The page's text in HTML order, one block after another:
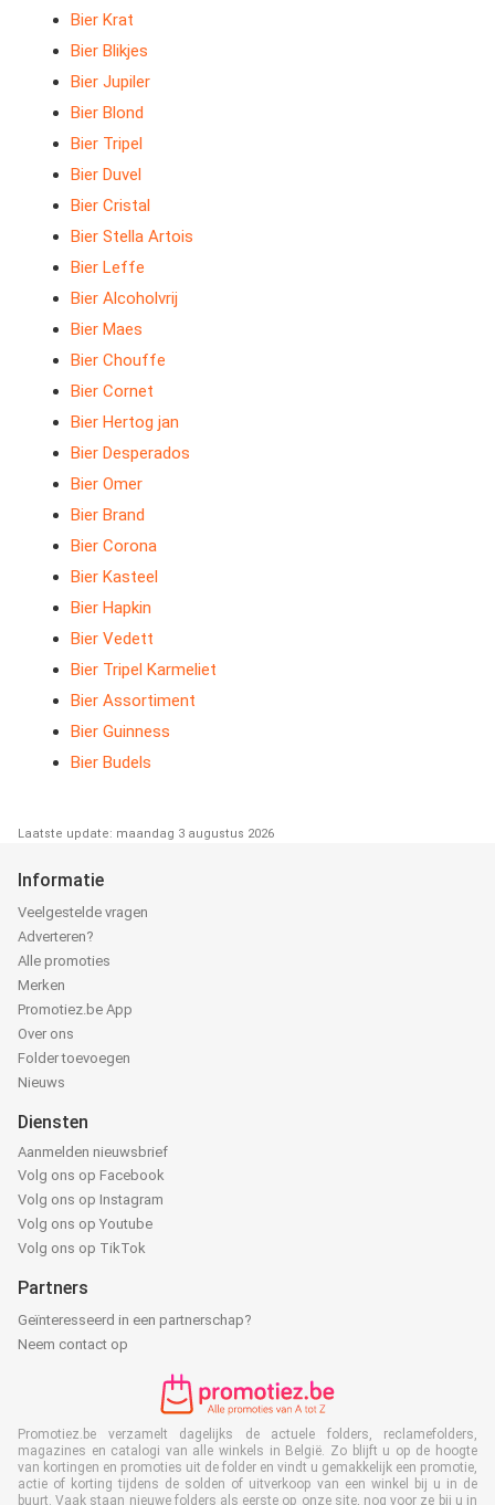
Bier Krat
Bier Blikjes
Bier Jupiler
Bier Blond
Bier Tripel
Bier Duvel
Bier Cristal
Bier Stella Artois
Bier Leffe
Bier Alcoholvrij
Bier Maes
Bier Chouffe
Bier Cornet
Bier Hertog jan
Bier Desperados
Bier Omer
Bier Brand
Bier Corona
Bier Kasteel
Bier Hapkin
Bier Vedett
Bier Tripel Karmeliet
Bier Assortiment
Bier Guinness
Bier Budels
Laatste update: maandag 3 augustus 2026
Informatie
Veelgestelde vragen
Adverteren?
Alle promoties
Merken
Promotiez.be App
Over ons
Folder toevoegen
Nieuws
Diensten
Aanmelden nieuwsbrief
Volg ons op Facebook
Volg ons op Instagram
Volg ons op Youtube
Volg ons op TikTok
Partners
Geïnteresseerd in een partnerschap?
Neem contact op
Promotiez.be verzamelt dagelijks de actuele folders, reclamefolders,
magazines en catalogi van alle winkels in België. Zo blijft u op de hoogte
van kortingen en promoties uit de folder en vindt u gemakkelijk een promotie,
actie of korting tijdens de solden of uitverkoop van een winkel bij u in de
buurt. Vaak staan nieuwe folders als eerste op onze site, nog voor ze bij u in